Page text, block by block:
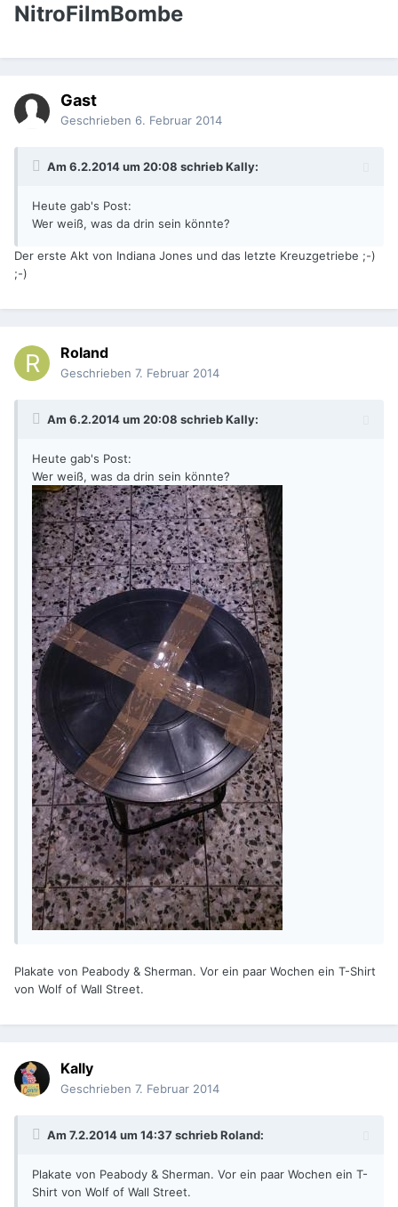
NitroFilmBombe
Gast
Geschrieben 6. Februar 2014
Am 6.2.2014 um 20:08 schrieb Kally:
Heute gab's Post:
Wer weiß, was da drin sein könnte?
Der erste Akt von Indiana Jones und das letzte Kreuzgetriebe ;-)
;-)
Roland
Geschrieben 7. Februar 2014
Am 6.2.2014 um 20:08 schrieb Kally:
Heute gab's Post:
Wer weiß, was da drin sein könnte?
Plakate von Peabody & Sherman. Vor ein paar Wochen ein T-Shirt
von Wolf of Wall Street.
Kally
Geschrieben 7. Februar 2014
Am 7.2.2014 um 14:37 schrieb Roland:
Plakate von Peabody & Sherman. Vor ein paar Wochen ein T-
Shirt von Wolf of Wall Street.